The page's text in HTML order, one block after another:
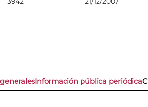
Información pública periódica